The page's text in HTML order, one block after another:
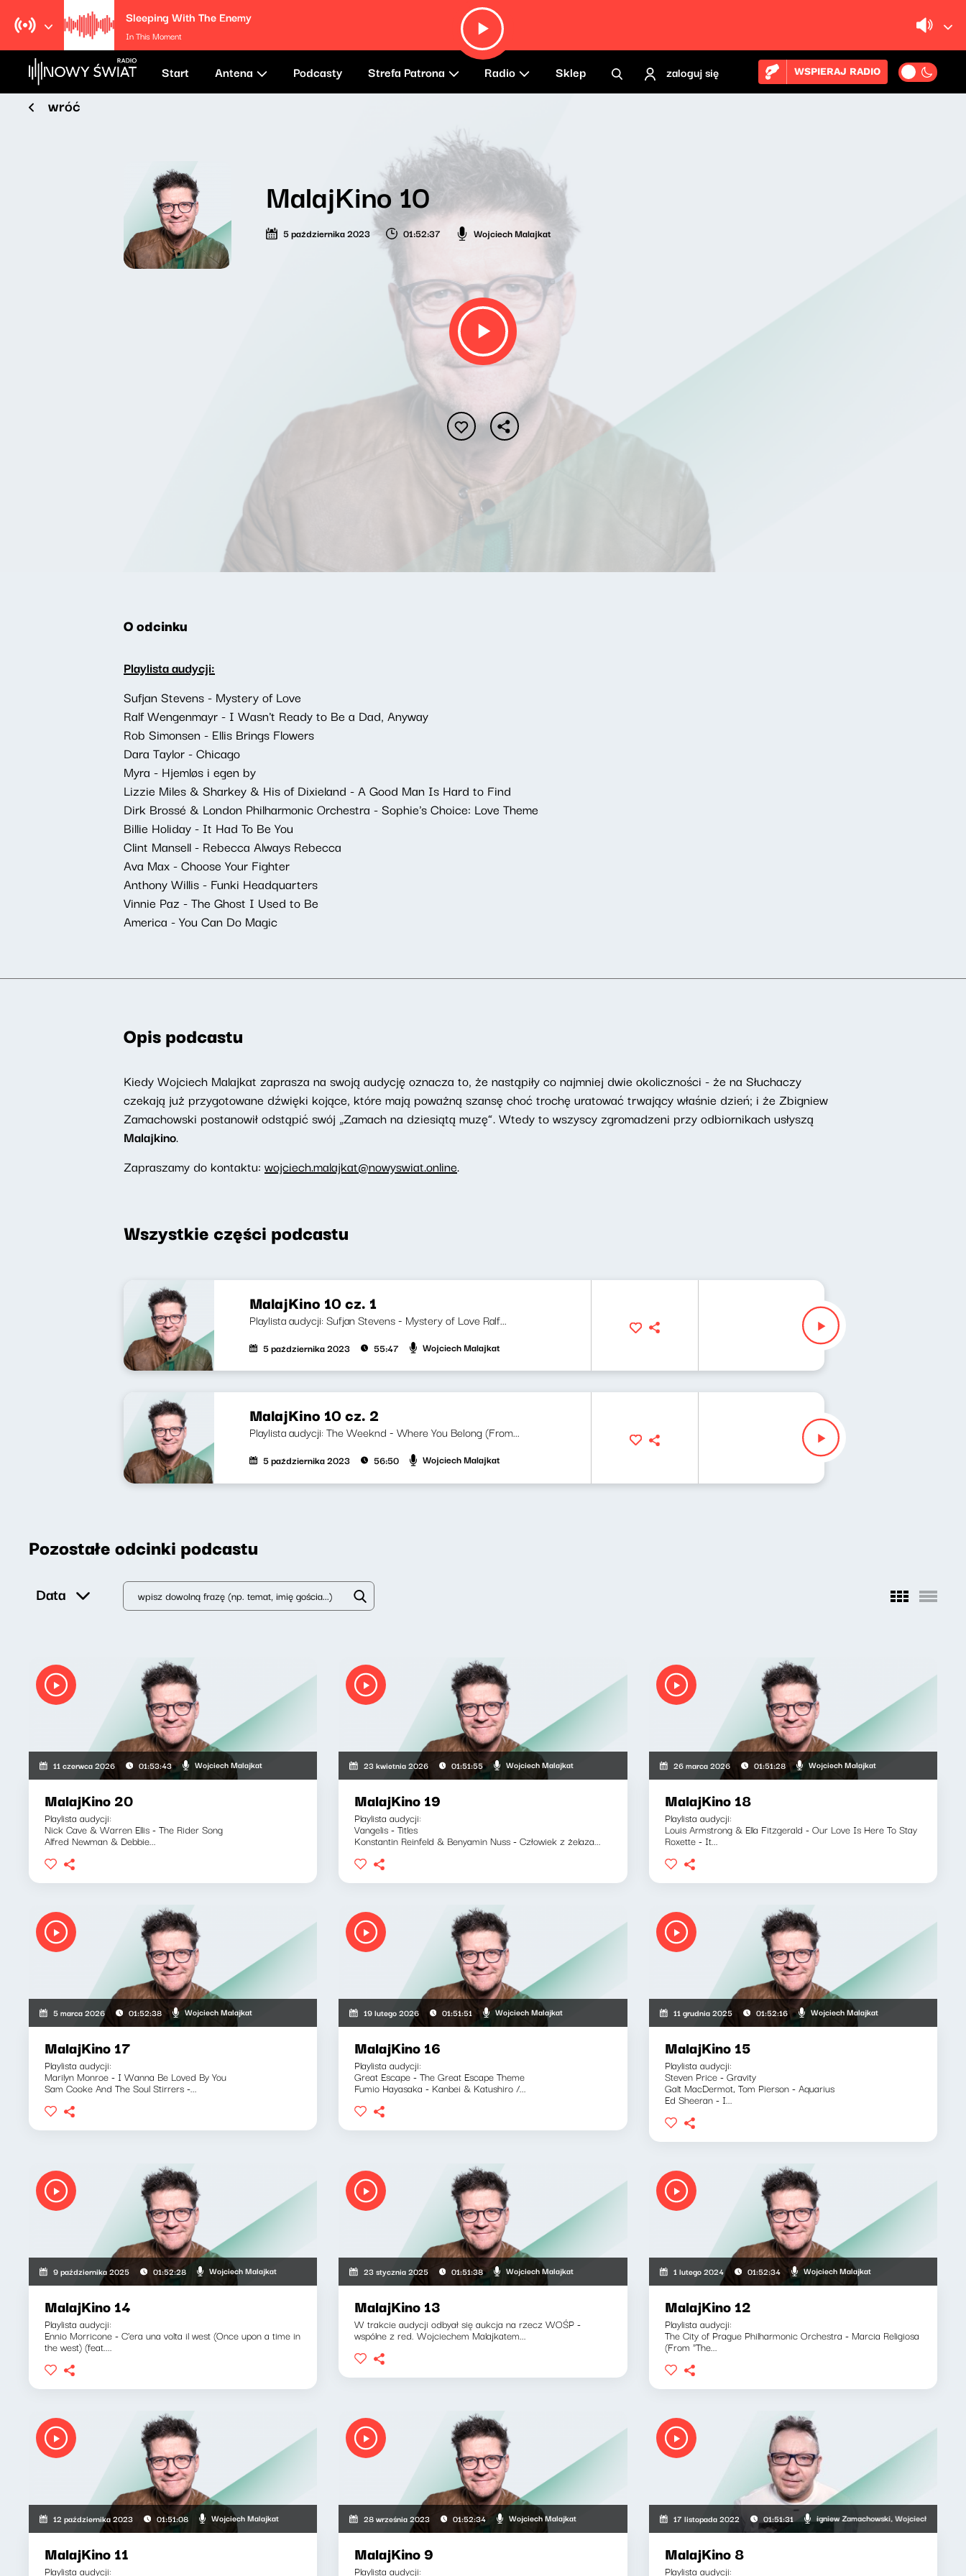
Sleeping With The Enemy
In This Moment
Start Antena Podcasty Strefa Patrona Radio Sklep zaloguj się WSPIERAJ RADIO
wróć
MalajKino 10
5 października 2023 01:52:37 Wojciech Malajkat
O odcinku
Playlista audycji:
Sufjan Stevens - Mystery of Love
Ralf Wengenmayr - I Wasn't Ready to Be a Dad, Anyway
Rob Simonsen - Ellis Brings Flowers
Dara Taylor - Chicago
Myra - Hjemløs i egen by
Lizzie Miles & Sharkey & His of Dixieland - A Good Man Is Hard to Find
Dirk Brossé & London Philharmonic Orchestra - Sophie's Choice: Love Theme
Billie Holiday - It Had To Be You
Clint Mansell - Rebecca Always Rebecca
Ava Max - Choose Your Fighter
Anthony Willis - Funki Headquarters
Vinnie Paz - The Ghost I Used to Be
America - You Can Do Magic
Opis podcastu
Kiedy Wojciech Malajkat zaprasza na swoją audycję oznacza to, że nastąpiły co najmniej dwie okoliczności - że na Słuchaczy
czekają już przygotowane dźwięki kojące, które mają poważną szansę choć trochę uratować trwający właśnie dzień; i że Zbigniew
Zamachowski postanowił odstąpić swój „Zamach na dziesiątą muzę”. Wtedy to wszyscy zgromadzeni przy odbiornikach usłyszą
Malajkino.
Zapraszamy do kontaktu: wojciech.malajkat@nowyswiat.online.
Wszystkie części podcastu
MalajKino 10 cz. 1
Playlista audycji: Sufjan Stevens - Mystery of Love Ralf...
5 października 2023 55:47 Wojciech Malajkat
MalajKino 10 cz. 2
Playlista audycji: The Weeknd - Where You Belong (From...
5 października 2023 56:50 Wojciech Malajkat
Pozostałe odcinki podcastu
Data
11 czerwca 2026 01:53:43 Wojciech Malajkat
MalajKino 20
Playlista audycji:
Nick Cave & Warren Ellis - The Rider Song
Alfred Newman & Debbie...
23 kwietnia 2026 01:51:55 Wojciech Malajkat
MalajKino 19
Playlista audycji:
Vangelis - Titles
Konstantin Reinfeld & Benyamin Nuss - Człowiek z żelaza...
26 marca 2026 01:51:28 Wojciech Malajkat
MalajKino 18
Playlista audycji:
Louis Armstrong & Ella Fitzgerald - Our Love Is Here To Stay
Roxette - It...
5 marca 2026 01:52:38 Wojciech Malajkat
MalajKino 17
Playlista audycji:
Marilyn Monroe - I Wanna Be Loved By You
Sam Cooke And The Soul Stirrers -...
19 lutego 2026 01:51:51 Wojciech Malajkat
MalajKino 16
Playlista audycji:
Great Escape - The Great Escape Theme
Fumio Hayasaka - Kanbei & Katushiro /...
11 grudnia 2025 01:52:16 Wojciech Malajkat
MalajKino 15
Playlista audycji:
Steven Price - Gravity
Galt MacDermot, Tom Pierson - Aquarius
Ed Sheeran - I...
9 października 2025 01:52:28 Wojciech Malajkat
MalajKino 14
Playlista audycji:
Ennio Morricone - C'era una volta il west (Once upon a time in
the west) (feat....
23 stycznia 2025 01:51:38 Wojciech Malajkat
MalajKino 13
W trakcie audycji odbyał się aukcja na rzecz WOŚP -
wspólne z red. Wojciechem Malajkatem...
1 lutego 2024 01:52:34 Wojciech Malajkat
MalajKino 12
Playlista audycji:
The City of Prague Philharmonic Orchestra - Marcia Religiosa
(From "The...
12 października 2023 01:51:08 Wojciech Malajkat
MalajKino 11
Playlista audycji:
28 września 2023 01:52:34 Wojciech Malajkat
MalajKino 9
Playlista audycji:
17 listopada 2022 01:51:31Zbigniew Zamachowski, Wojciech Malajkat
MalajKino 8
Playlista audycji: